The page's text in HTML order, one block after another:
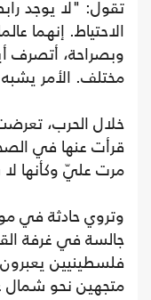
تقول: "لا يوجد
الاحتياط. إنهما
وبصراحة، أتصرف
مختلف. الأمر يشبه
خلال الحرب،
قرأت عنها في
مرت عليّ وكأنها
وتروي حادثة في
جالسة في غرفة
فلسطينيين
متجهين نحو شمال